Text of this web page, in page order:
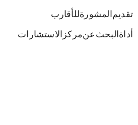
تقديم المشورة للأقارب
أداة البحث عن مركز الاستشارات